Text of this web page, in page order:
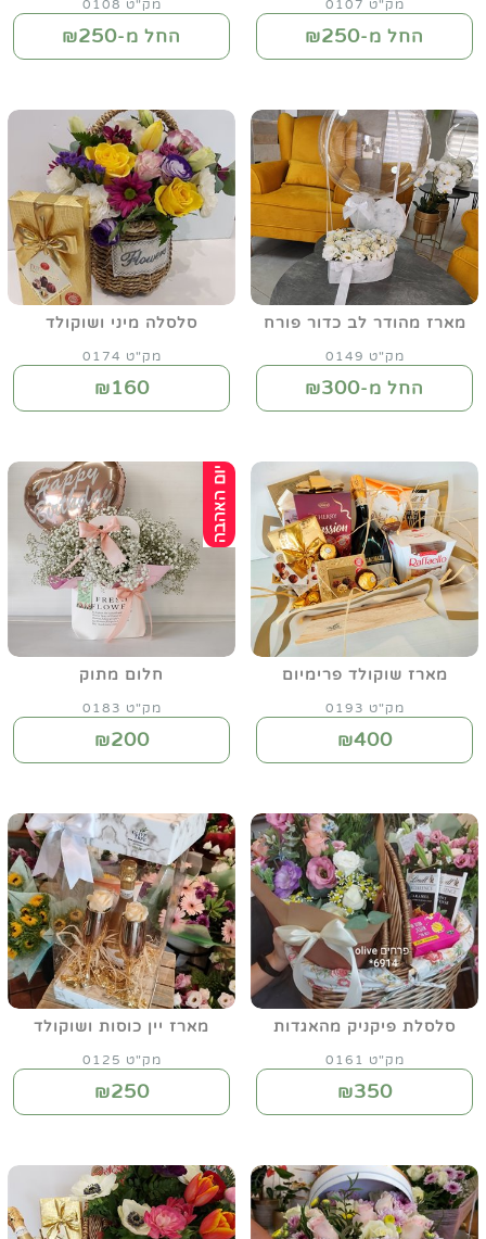
מק"ט 0107
החל מ-₪250
מק"ט 0108
החל מ-₪250
מארז מהודר לב כדור פורח
מק"ט 0149
החל מ-₪300
סלסלה מיני ושוקולד
מק"ט 0174
₪160
מארז שוקולד פרימיום
מק"ט 0193
₪400
חלום מתוק
מק"ט 0183
₪200
סלסלת פיקניק מהאגדות
מק"ט 0161
₪350
מארז יין כוסות ושוקולד
מק"ט 0125
₪250